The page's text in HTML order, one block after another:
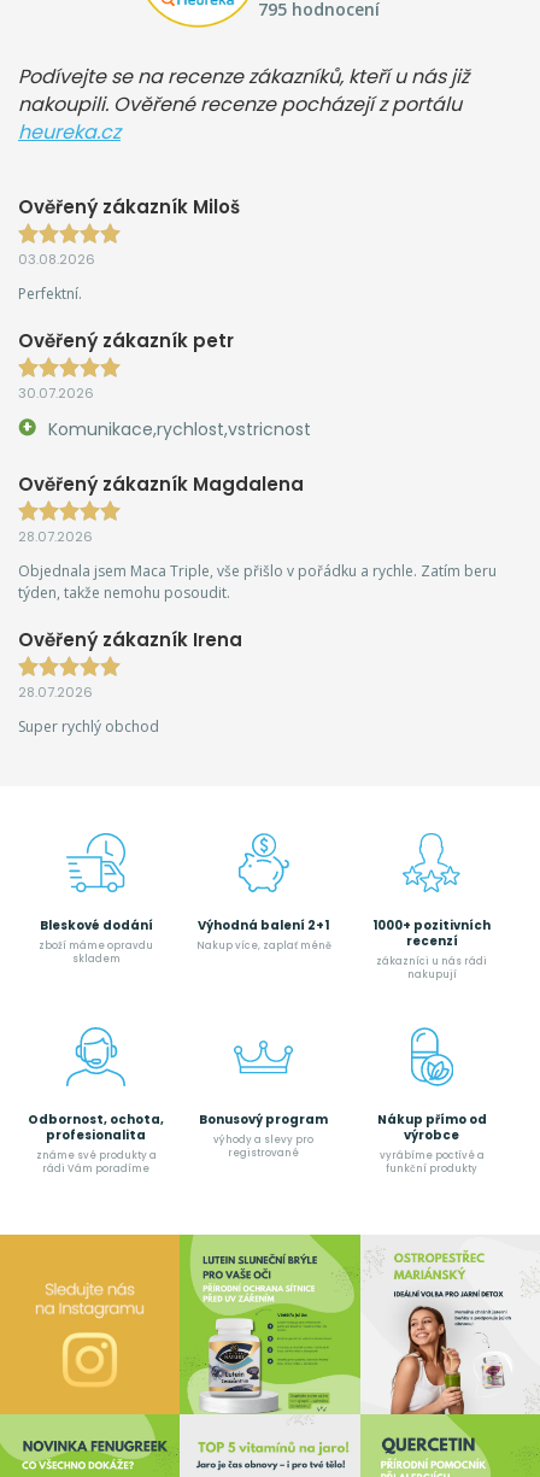
795 hodnocení
Podívejte se na recenze zákazníků, kteří u nás již
nakoupili. Ověřené recenze pocházejí z portálu
heureka.cz
Ověřený zákazník Miloš
03.08.2026
Perfektní.
Ověřený zákazník petr
30.07.2026
Komunikace,rychlost,vstricnost
Ověřený zákazník Magdalena
28.07.2026
Objednala jsem Maca Triple, vše přišlo v pořádku a rychle. Zatím beru
týden, takže nemohu posoudit.
Ověřený zákazník Irena
28.07.2026
Super rychlý obchod
Bleskové dodání
zboží máme opravdu
skladem
Výhodná balení 2+1
Nakup více, zaplať méně
1000+ pozitivních
recenzí
zákazníci u nás rádi
nakupují
Odbornost, ochota,
profesionalita
známe své produkty a
rádi Vám poradíme
Bonusový program
výhody a slevy pro
registrované
Nákup přímo od
výrobce
vyrábíme poctívé a
funkční produkty